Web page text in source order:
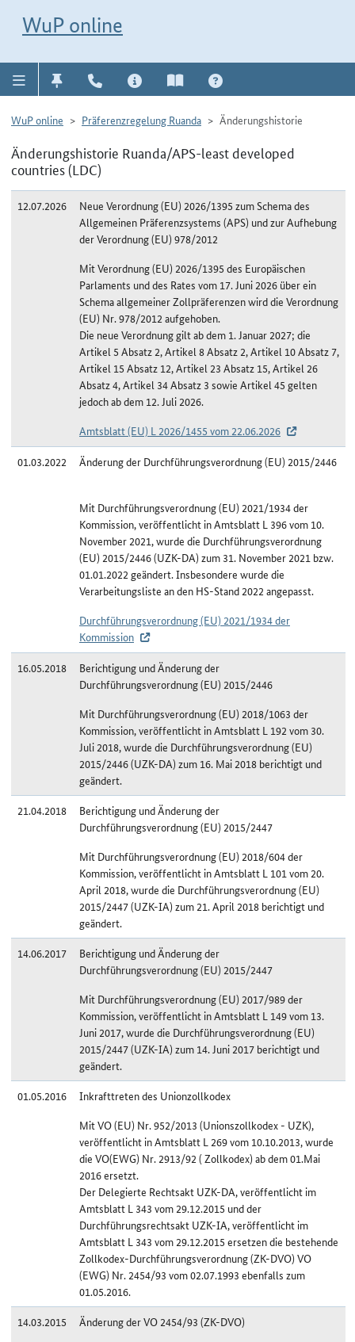
WuP online
WuP online Präferenzregelung Ruanda Änderungshistorie
Änderungshistorie Ruanda/APS-least developed
countries (LDC)
12.07.2026
Neue Verordnung (EU) 2026/1395 zum Schema des
Allgemeinen Präferenzsystems (APS) und zur Aufhebung
der Verordnung (EU) 978/2012
Mit Verordnung (EU) 2026/1395 des Europäischen
Parlaments und des Rates vom 17. Juni 2026 über ein
Schema allgemeiner Zollpräferenzen wird die Verordnung
(EU) Nr. 978/2012 aufgehoben.
Die neue Verordnung gilt ab dem 1. Januar 2027; die
Artikel 5 Absatz 2, Artikel 8 Absatz 2, Artikel 10 Absatz 7,
Artikel 15 Absatz 12, Artikel 23 Absatz 15, Artikel 26
Absatz 4, Artikel 34 Absatz 3 sowie Artikel 45 gelten
jedoch ab dem 12. Juli 2026.
Amtsblatt (EU) L 2026/1455 vom 22.06.2026
01.03.2022
Änderung der Durchführungsverordnung (EU) 2015/2446
Mit Durchführungsverordnung (EU) 2021/1934 der
Kommission, veröffentlicht in Amtsblatt L 396 vom 10.
November 2021, wurde die Durchführungsverordnung
(EU) 2015/2446 (UZK-DA) zum 31. November 2021 bzw.
01.01.2022 geändert. Insbesondere wurde die
Verarbeitungsliste an den HS-Stand 2022 angepasst.
Durchführungsverordnung (EU) 2021/1934 der
Kommission
16.05.2018
Berichtigung und Änderung der
Durchführungsverordnung (EU) 2015/2446
Mit Durchführungsverordnung (EU) 2018/1063 der
Kommission, veröffentlicht in Amtsblatt L 192 vom 30.
Juli 2018, wurde die Durchführungsverordnung (EU)
2015/2446 (UZK-DA) zum 16. Mai 2018 berichtigt und
geändert.
21.04.2018
Berichtigung und Änderung der
Durchführungsverordnung (EU) 2015/2447
Mit Durchführungsverordnung (EU) 2018/604 der
Kommission, veröffentlicht in Amtsblatt L 101 vom 20.
April 2018, wurde die Durchführungsverordnung (EU)
2015/2447 (UZK-IA) zum 21. April 2018 berichtigt und
geändert.
14.06.2017
Berichtigung und Änderung der
Durchführungsverordnung (EU) 2015/2447
Mit Durchführungsverordnung (EU) 2017/989 der
Kommission, veröffentlicht in Amtsblatt L 149 vom 13.
Juni 2017, wurde die Durchführungsverordnung (EU)
2015/2447 (UZK-IA) zum 14. Juni 2017 berichtigt und
geändert.
01.05.2016
Inkrafttreten des Unionzollkodex
Mit VO (EU) Nr. 952/2013 (Unionszollkodex - UZK),
veröffentlicht in Amtsblatt L 269 vom 10.10.2013, wurde
die VO(EWG) Nr. 2913/92 ( Zollkodex) ab dem 01.Mai
2016 ersetzt.
Der Delegierte Rechtsakt UZK-DA, veröffentlicht im
Amtsblatt L 343 vom 29.12.2015 und der
Durchführungsrechtsakt UZK-IA, veröffentlicht im
Amtsblatt L 343 vom 29.12.2015 ersetzen die bestehende
Zollkodex-Durchführungsverordnung (ZK-DVO) VO
(EWG) Nr. 2454/93 vom 02.07.1993 ebenfalls zum
01.05.2016.
14.03.2015
Änderung der VO 2454/93 (ZK-DVO)